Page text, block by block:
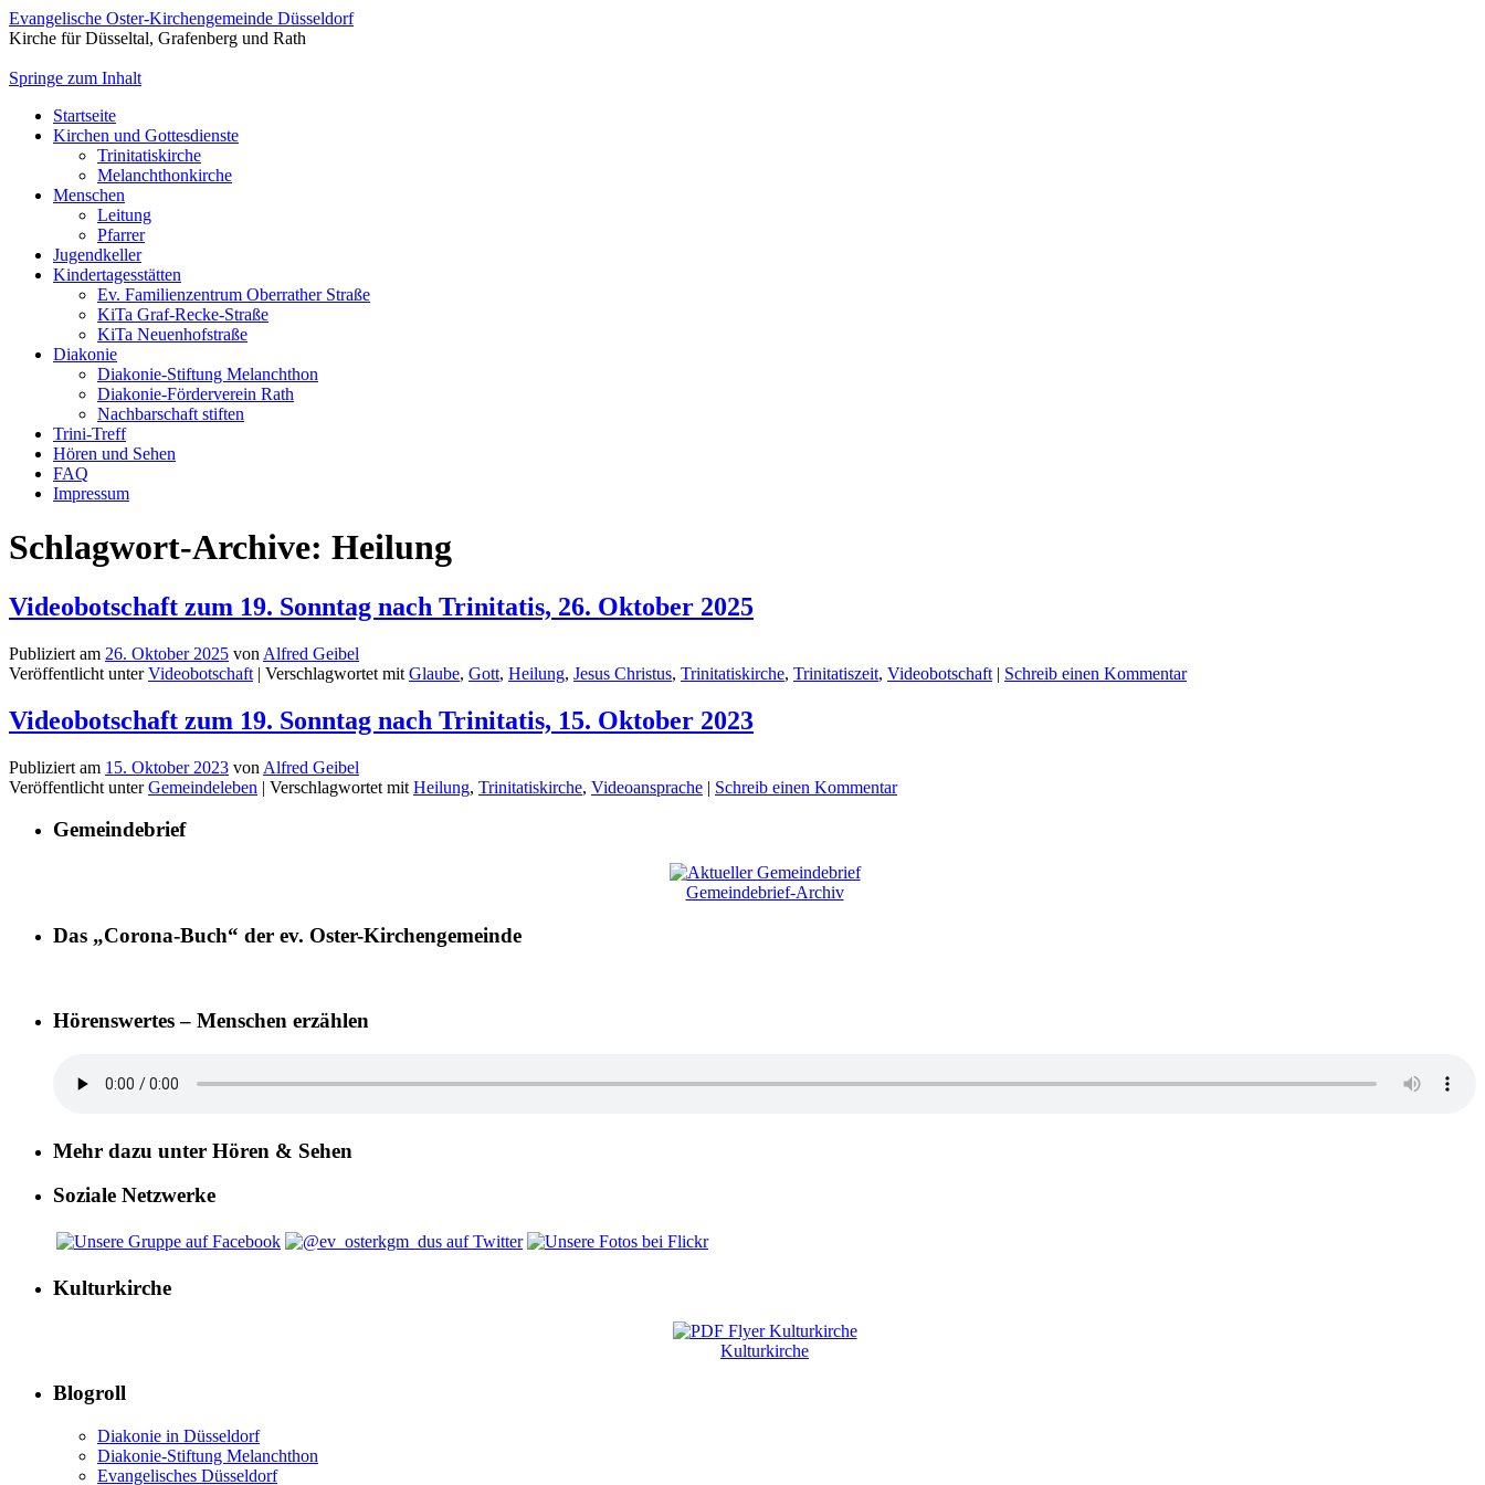
Evangelische Oster-Kirchengemeinde Düsseldorf
Kirche für Düsseltal, Grafenberg und Rath
Springe zum Inhalt
Startseite
Kirchen und Gottesdienste
Trinitatiskirche
Melanchthonkirche
Menschen
Leitung
Pfarrer
Jugendkeller
Kindertagesstätten
Ev. Familienzentrum Oberrather Straße
KiTa Graf-Recke-Straße
KiTa Neuenhofstraße
Diakonie
Diakonie-Stiftung Melanchthon
Diakonie-Förderverein Rath
Nachbarschaft stiften
Trini-Treff
Hören und Sehen
FAQ
Impressum
Schlagwort-Archive: Heilung
Videobotschaft zum 19. Sonntag nach Trinitatis, 26. Oktober 2025
Publiziert am 26. Oktober 2025 von Alfred Geibel
Veröffentlicht unter Videobotschaft | Verschlagwortet mit Glaube, Gott, Heilung, Jesus Christus, Trinitatiskirche, Trinitatiszeit, Videobotschaft | Schreib einen Kommentar
Videobotschaft zum 19. Sonntag nach Trinitatis, 15. Oktober 2023
Publiziert am 15. Oktober 2023 von Alfred Geibel
Veröffentlicht unter Gemeindeleben | Verschlagwortet mit Heilung, Trinitatiskirche, Videoansprache | Schreib einen Kommentar
Gemeindebrief
Gemeindebrief-Archiv
Das „Corona-Buch“ der ev. Oster-Kirchengemeinde
Hörenswertes – Menschen erzählen
Mehr dazu unter Hören & Sehen
Soziale Netzwerke
Kulturkirche
Kulturkirche
Blogroll
Diakonie in Düsseldorf
Diakonie-Stiftung Melanchthon
Evangelisches Düsseldorf